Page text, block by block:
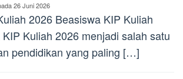
26 Juni 2026
2026 Beasiswa KIP Kuliah
Kuliah 2026 menjadi salah satu
pendidikan yang paling […]